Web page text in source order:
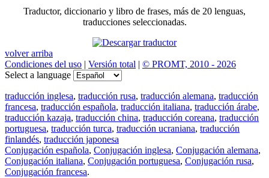
Traductor, diccionario y libro de frases, más de 20 lenguas,
traducciones seleccionadas.
volver arriba
Condiciones del uso | Versión total | © PROMT, 2010 - 2026
Select a language
traducción inglesa, traducción rusa, traducción alemana, traducción
francesa, traducción española, traducción italiana, traducción árabe,
traducción kazaja, traducción china, traducción coreana, traducción
portuguesa, traducción turca, traducción ucraniana, traducción
finlandés, traducción japonesa
Conjugación española, Conjugación inglesa, Conjugación alemana,
Conjugación italiana, Conjugación portuguesa, Conjugación rusa,
Conjugación francesa.